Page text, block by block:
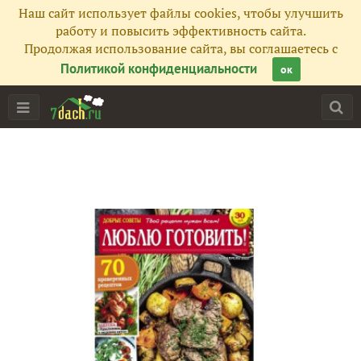
Наш сайт использует файлы cookies, чтобы улучшить
работу и повысить эффективность сайта.
Продолжая использование сайта, вы соглашаетесь с
Политикой конфиденциальности
ок
Все публикации
Сейчас обсуждают